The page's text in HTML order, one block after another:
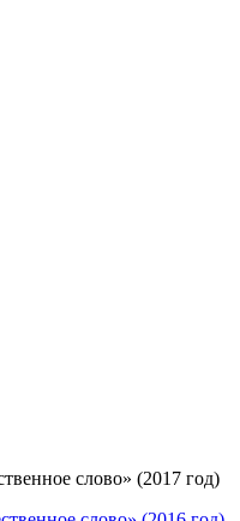
слово» (2017 год)